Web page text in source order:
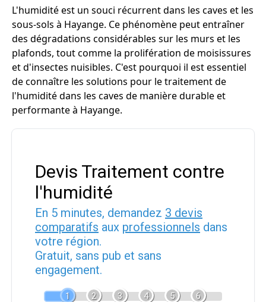
L'humidité est un souci récurrent dans les caves et les
sous-sols à Hayange. Ce phénomène peut entraîner
des dégradations considérables sur les murs et les
plafonds, tout comme la prolifération de moisissures
et d'insectes nuisibles. C'est pourquoi il est essentiel
de connaître les solutions pour le traitement de
l'humidité dans les caves de manière durable et
performante à Hayange.
Devis Traitement contre
l'humidité
En 5 minutes, demandez 3 devis
comparatifs aux professionnels dans
votre région.
Gratuit, sans pub et sans
engagement.
1 2 3 4 5 6